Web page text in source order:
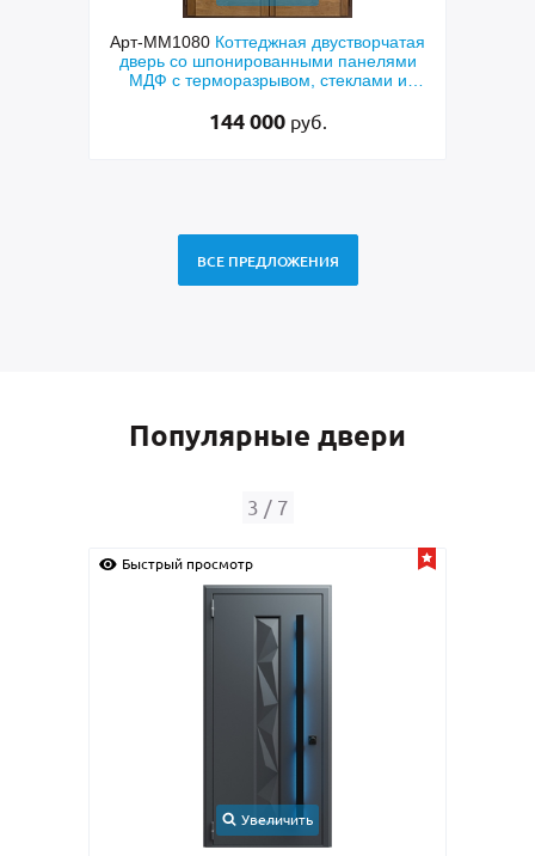
Арт-ММ1080 Коттеджная двустворчатая
дверь со шпонированными панелями
МДФ с терморазрывом, стеклами и
144 000 руб.
ВСЕ ПРЕДЛОЖЕНИЯ
Популярные двери
3 / 7
Быстрый просмотр
Увеличить